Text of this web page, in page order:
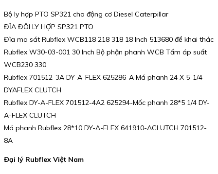
Bộ ly hợp PTO SP321 cho động cơ Diesel Caterpillar
ĐĨA ĐÔI LY HỢP SP321 PTO
Đĩa ma sát Rubflex WCB118 218 318 18 Inch 513680 để khai thác
Rubflex W30-03-001 30 Inch Bộ phận phanh WCB Tấm áp suất
WCB230 330
Rubflex 701512-3A DY-A-FLEX 625286-A Má phanh 24 X 5-1/4
DYAFLEX CLUTCH
Rubflex DY-A-FLEX 701512-4A2 625294-Mốc phanh 28*5 1/4 DY-
A-FLEX CLUTCH
Má phanh Rubflex 28*10 DY-A-FLEX 641910-ACLUTCH 701512-
8A
Đại lý Rubflex Việt Nam